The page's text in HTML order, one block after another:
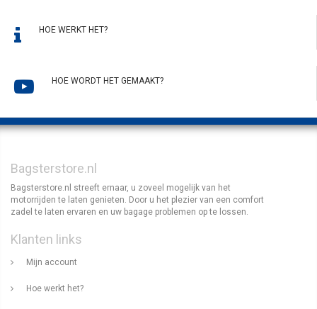
HOE WERKT HET?
HOE WORDT HET GEMAAKT?
Bagsterstore.nl
Bagsterstore.nl streeft ernaar, u zoveel mogelijk van het
motorrijden te laten genieten. Door u het plezier van een comfort
zadel te laten ervaren en uw bagage problemen op te lossen.
Klanten links
Mijn account
Hoe werkt het?